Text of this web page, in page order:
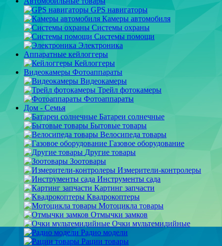
GPS навигаторы
Камеры автомобиля
Системы охраны
Системы помощи
Электроника
Аппаратные кейлоггеры
Кейлоггеры
Видеокамеры Фотоаппараты
Видеокамеры
Трейл фотокамеры
Фотоаппараты
Дом - Семья
Батареи солнечные
Бытовые товары
Велосипеда товары
Газовое оборудование
Другие товары
Зоотовары
Измерители-контролеры
Инструменты сада
Картинг запчасти
Квадрокоптеры
Мотоцикла товары
Отмычки замков
Очки мультемидийные
Радио модели
Рации товары